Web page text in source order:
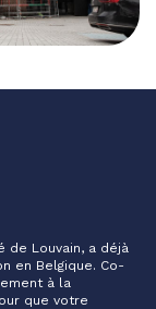
de Louvain, a déjà
en Belgique. Co-
à la
que votre